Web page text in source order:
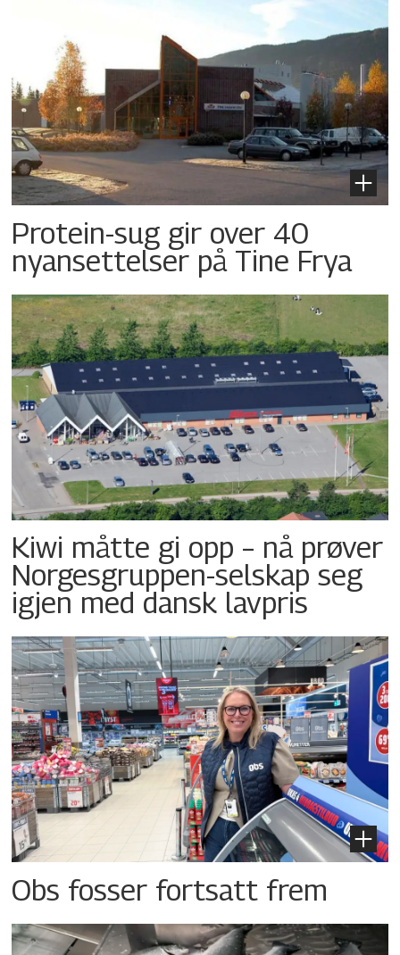
Protein-sug gir over 40
nyansettelser på Tine Frya
Kiwi måtte gi opp – nå prøver
Norgesgruppen-selskap seg
igjen med dansk lavpris
Obs fosser fortsatt frem